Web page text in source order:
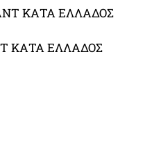
ΚΑΤΑ ΕΛΛΑΔΟΣ